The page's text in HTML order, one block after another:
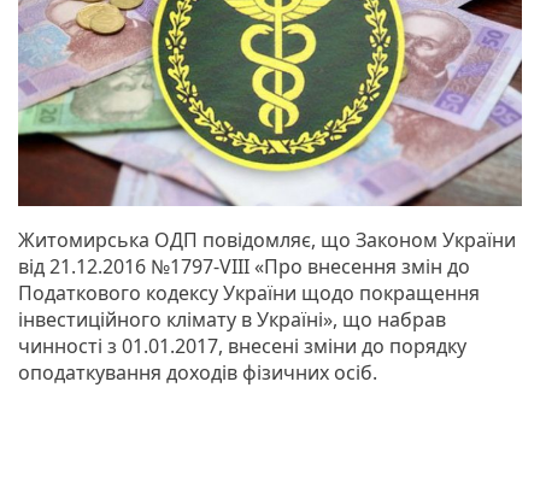
Житомирська ОДП повідомляє, що Законом України
від 21.12.2016 №1797-VIII «Про внесення змін до
Податкового кодексу України щодо покращення
інвестиційного клімату в Україні», що набрав
чинності з 01.01.2017, внесені зміни до порядку
оподаткування доходів фізичних осіб.